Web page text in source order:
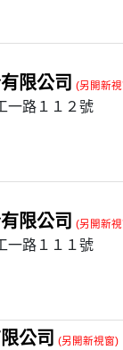
限公司
一路１１２號
限公司
一路１１１號
公司